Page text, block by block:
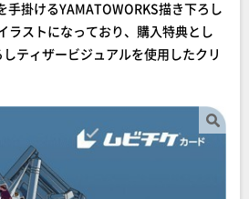
手掛けるYAMATOWORKS描き下ろし
ラストになっており、購入特典とし
ティザービジュアルを使用したクリ